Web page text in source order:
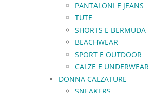
PANTALONI E JEANS
TUTE
SHORTS E BERMUDA
BEACHWEAR
SPORT E OUTDOOR
CALZE E UNDERWEAR
DONNA CALZATURE